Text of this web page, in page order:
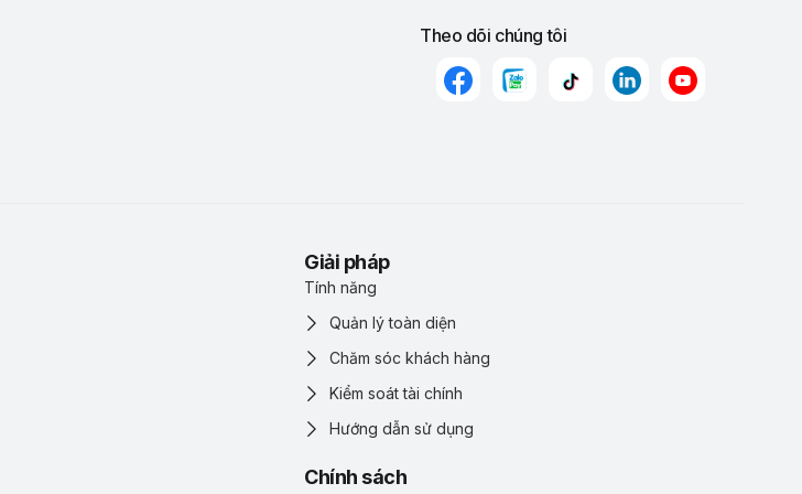
Theo dõi chúng tôi
Giải pháp
Tính năng
Quản lý toàn diện
Chăm sóc khách hàng
Kiểm soát tài chính
Hướng dẫn sử dụng
Chính sách